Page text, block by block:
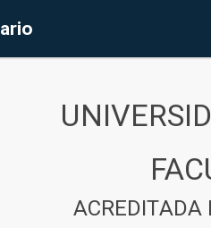
ACREDITADA